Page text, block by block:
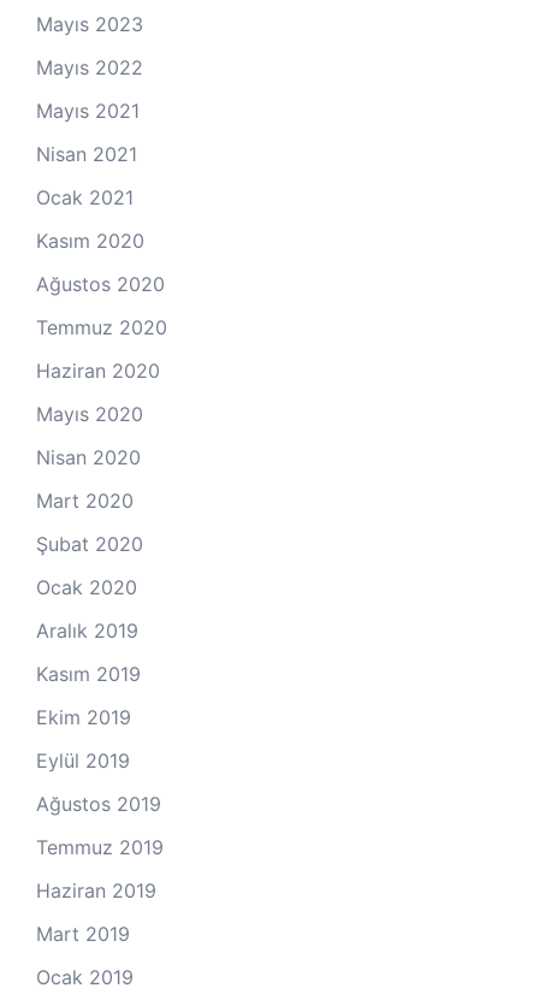
Mayıs 2023
Mayıs 2022
Mayıs 2021
Nisan 2021
Ocak 2021
Kasım 2020
Ağustos 2020
Temmuz 2020
Haziran 2020
Mayıs 2020
Nisan 2020
Mart 2020
Şubat 2020
Ocak 2020
Aralık 2019
Kasım 2019
Ekim 2019
Eylül 2019
Ağustos 2019
Temmuz 2019
Haziran 2019
Mart 2019
Ocak 2019